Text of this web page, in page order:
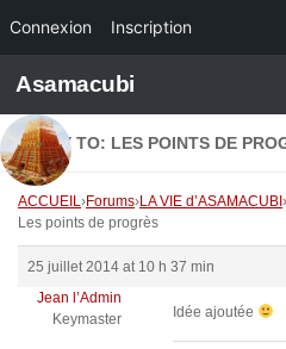
Connexion Inscription
Skip to content
Asamacubi
REPLY TO: LES POINTS DE
ACCUEIL›Forums›LA VIE d’ASAMACUBI ›
Les points de progrès
25 juillet 2014 at 10 h 37 min
Jean l’Admin
Keymaster
Idée ajoutée